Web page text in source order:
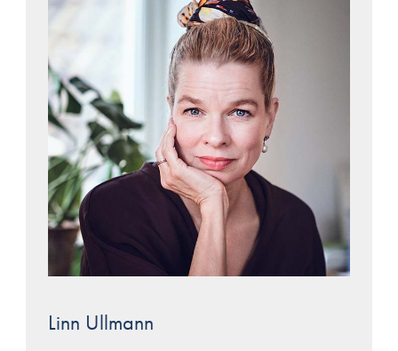
Linn Ullmann